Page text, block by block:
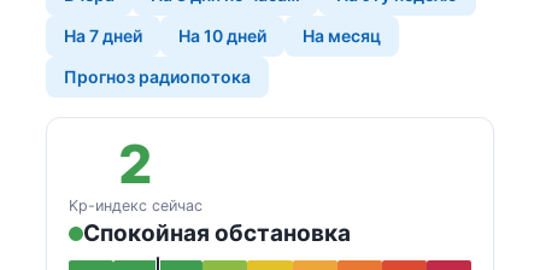
На 7 дней
На 10 дней
На месяц
Прогноз радиопотока
2
Kp-индекс сейчас
Спокойная обстановка